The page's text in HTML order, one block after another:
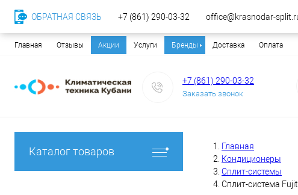
Главная Отзывы Акции Услуги Бренды Доставка Оплата
+7 (861) 290-03-32
Заказать звонок
Каталог товаров
Главная
Кондиционеры
Сплит-системы
Сплит-система
ОБРАТНАЯ СВЯЗЬ +7 (861) 290-03-32 office@krasnodar-